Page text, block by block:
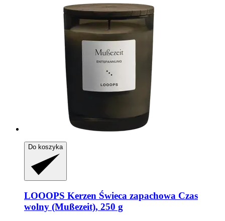
Do koszyka
LOOOPS Kerzen Świeca zapachowa Czas
wolny (Mußezeit), 250 g